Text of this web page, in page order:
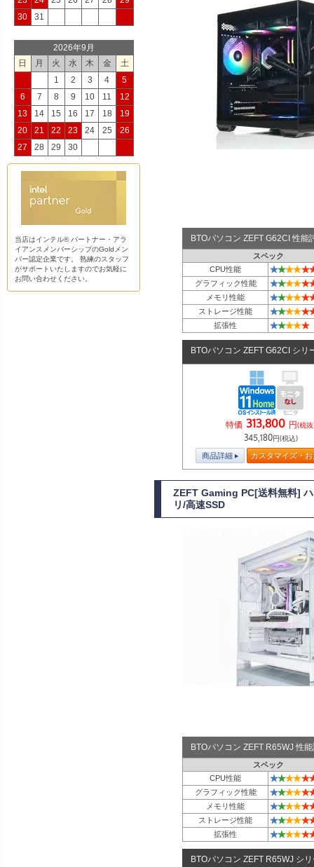
BTOパソコン ZEFT G62CI 性能
スペック
CPU性能
★★★★★
グラフィック性能 ★★★★★
メモリ性能 ★★★★★
ストレージ性能 ★★★★★
拡張性 ★★★★★
BTOパソコン ZEFT G62CI シリ
特価 313,800 円(税抜
345,180円(税込)
商品詳細 カスタマイズ・
ZEFT Gaming PC[送料無料]
リ/高速SSD
BTOパソコン ZEFT R65WJ 性
スペック
CPU性能
★★★★★
グラフィック性能 ★★★★★
メモリ性能 ★★★★★
ストレージ性能 ★★★★★
拡張性 ★★★★★
BTOパソコン ZEFT R65WJ シ
30
31
2026年9月
日
月 火 水 木 金
土
1
2 3 4
5
6
7 8 9 10 11
12
13
14 15 16 17 18
19
20
21 22 23 24 25
26
27
28 29 30
当店はインテル® パートナー・アラ
イアンスメンバーシップのGoldメン
バー認定企業です。 熟練のスタッフ
がサポートいたしますのでお気軽に
お問い合わせください。